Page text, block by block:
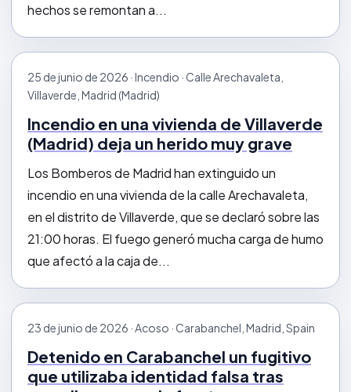
hechos se remontan a...
25 de junio de 2026 · Incendio · Calle Arechavaleta,
Villaverde, Madrid (Madrid)
Incendio en una vivienda de Villaverde
(Madrid) deja un herido muy grave
Los Bomberos de Madrid han extinguido un
incendio en una vivienda de la calle Arechavaleta,
en el distrito de Villaverde, que se declaró sobre las
21:00 horas. El fuego generó mucha carga de humo
que afectó a la caja de...
23 de junio de 2026 · Acoso · Carabanchel, Madrid, Spain
Detenido en Carabanchel un fugitivo
que utilizaba identidad falsa tras